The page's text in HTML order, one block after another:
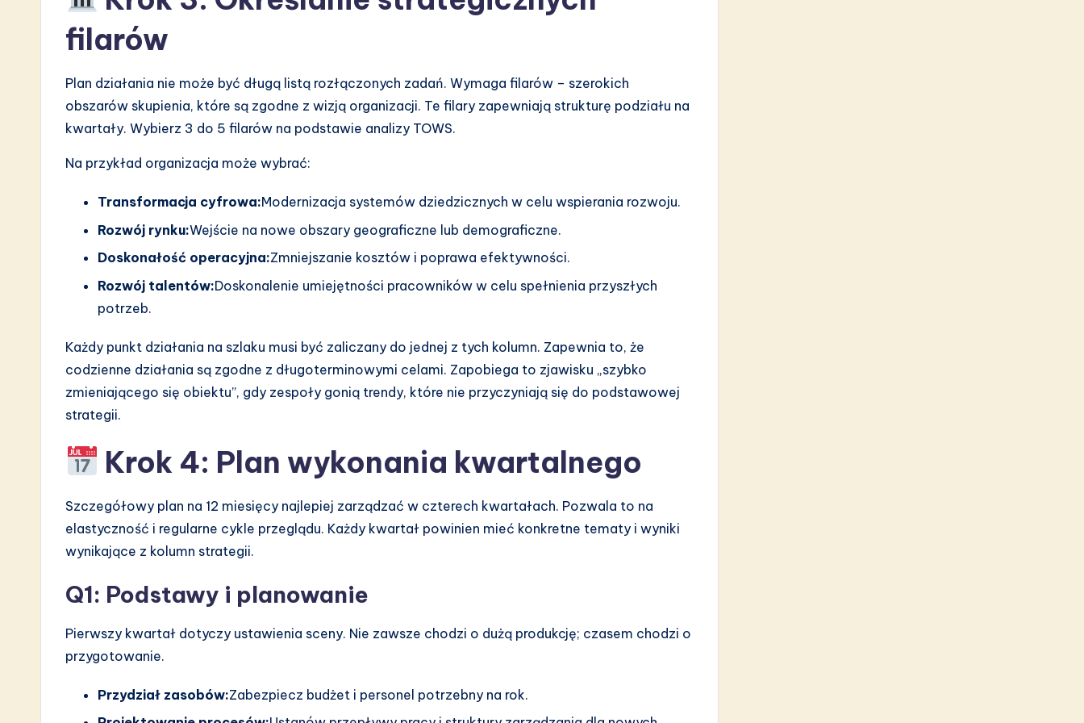
filarów
Plan działania nie może być długą listą rozłączonych zadań. Wymaga filarów – szerokich
obszarów skupienia, które są zgodne z wizją organizacji. Te filary zapewniają strukturę podziału na
kwartały. Wybierz 3 do 5 filarów na podstawie analizy TOWS.
Na przykład organizacja może wybrać:
Transformacja cyfrowa:Modernizacja systemów dziedzicznych w celu wspierania rozwoju.
Rozwój rynku:Wejście na nowe obszary geograficzne lub demograficzne.
Doskonałość operacyjna:Zmniejszanie kosztów i poprawa efektywności.
Rozwój talentów:Doskonalenie umiejętności pracowników w celu spełnienia przyszłych
potrzeb.
Każdy punkt działania na szlaku musi być zaliczany do jednej z tych kolumn. Zapewnia to, że
codzienne działania są zgodne z długoterminowymi celami. Zapobiega to zjawisku „szybko
zmieniającego się obiektu”, gdy zespoły gonią trendy, które nie przyczyniają się do podstawowej
strategii.
Krok 4: Plan wykonania kwartalnego
Szczegółowy plan na 12 miesięcy najlepiej zarządzać w czterech kwartałach. Pozwala to na
elastyczność i regularne cykle przeglądu. Każdy kwartał powinien mieć konkretne tematy i wyniki
wynikające z kolumn strategii.
Q1: Podstawy i planowanie
Pierwszy kwartał dotyczy ustawienia sceny. Nie zawsze chodzi o dużą produkcję; czasem chodzi o
przygotowanie.
Przydział zasobów:Zabezpiecz budżet i personel potrzebny na rok.